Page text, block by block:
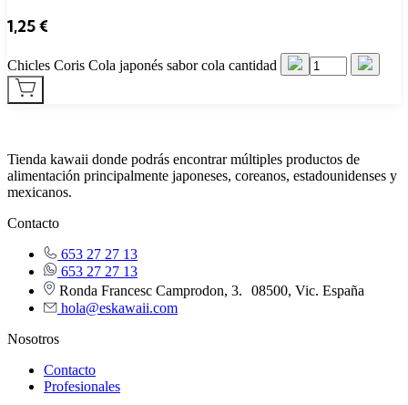
1,25€
Chicles Coris Cola japonés sabor cola cantidad
Tienda kawaii donde podrás encontrar múltiples productos de
alimentación principalmente japoneses, coreanos, estadounidenses y
mexicanos.
Contacto
653 27 27 13
653 27 27 13
Ronda Francesc Camprodon, 3. 08500, Vic. España
hola@eskawaii.com
Nosotros
Contacto
Profesionales